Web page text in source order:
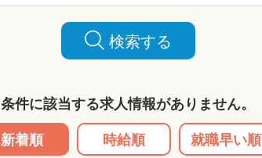
検索する
条件に該当する求人情報がありません。
新着順
時給順 就職早い順